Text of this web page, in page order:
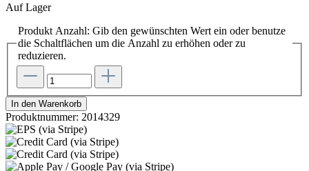
Auf Lager
Produkt Anzahl: Gib den gewünschten Wert ein oder benutze
die Schaltflächen um die Anzahl zu erhöhen oder zu
reduzieren.
In den Warenkorb
Produktnummer: 2014329